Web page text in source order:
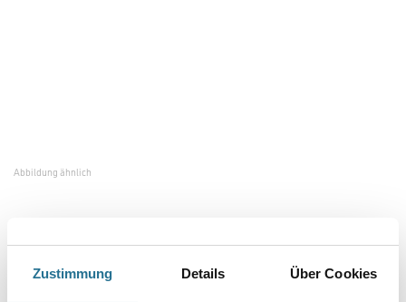
Zustimmung Details Über Cookies
Abbildung ähnlich